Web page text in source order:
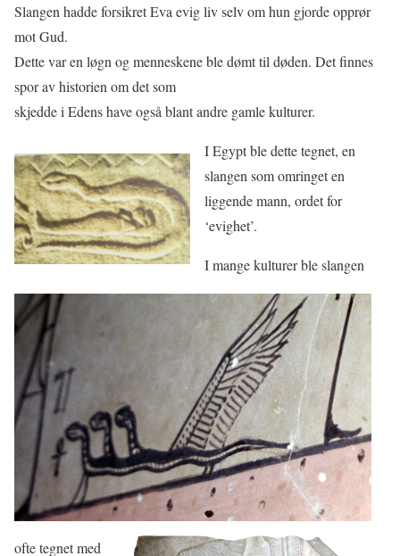
Slangen hadde forsikret Eva evig liv selv om hun gjorde opprør
mot Gud.
Dette var en løgn og menneskene ble dømt til døden. Det finnes
spor av historien om det som
skjedde i Edens have også blant andre gamle kulturer.
I Egypt ble dette tegnet, en
slangen som omringet en
liggende mann, ordet for
‘evighet’.
I mange kulturer ble slangen
ofte tegnet med